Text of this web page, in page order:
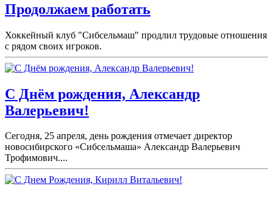
Продолжаем работать
Хоккейный клуб "Сибсельмаш" продлил трудовые отношения
с рядом своих игроков.
С Днём рождения, Александр
Валерьевич!
Сегодня, 25 апреля, день рождения отмечает директор
новосибирского «Сибсельмаша» Александр Валерьевич
Трофимович....